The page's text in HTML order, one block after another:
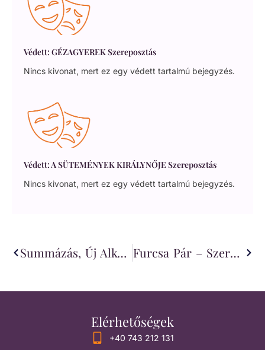
Védett: GÉZAGYEREK Szereposztás
Nincs kivonat, mert ez egy védett tartalmú bejegyzés.
Védett: A SÜTEMÉNYEK KIRÁLYNŐJE Szereposztás
Nincs kivonat, mert ez egy védett tartalmú bejegyzés.
Summázás, Új Alkotófolyamatok És Évadtervezés A Tomcsánál Furcsa Pár – Szereposztás
Elérhetőségek
+40 743 212 131